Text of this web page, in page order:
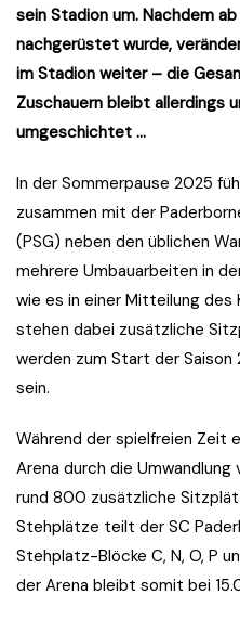
sein Stadion um. Nachdem
nachgerüstet wurde,
im Stadion weiter – die
Zuschauern bleibt allerdings
umgeschichtet …
In der Sommerpause 2025
zusammen mit der
(PSG) neben den üblichen
mehrere Umbauarbeiten in
wie es in einer Mitteilung des
stehen dabei zusätzliche
werden zum Start der
sein.
Während der spielfreien Zeit
Arena durch die
rund 800 zusätzliche
Stehplätze teilt der SC
Stehplatz-Blöcke C, N, O, P
der Arena bleibt somit bei